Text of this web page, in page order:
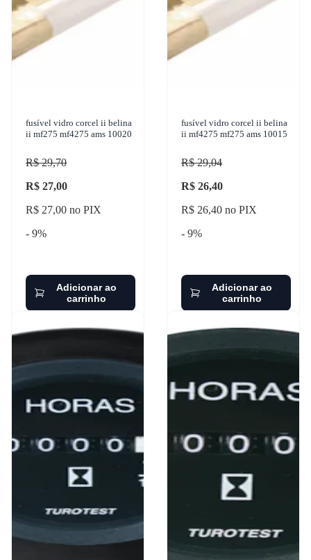
fusível vidro corcel ii belina
ii mf275 mf4275 ams 10020
R$ 29,70
R$ 27,00
R$ 27,00 no PIX
- 9%
Adicionar ao
carrinho
fusível vidro corcel ii belina
ii mf4275 mf275 ams 10015
R$ 29,04
R$ 26,40
R$ 26,40 no PIX
- 9%
Adicionar ao
carrinho